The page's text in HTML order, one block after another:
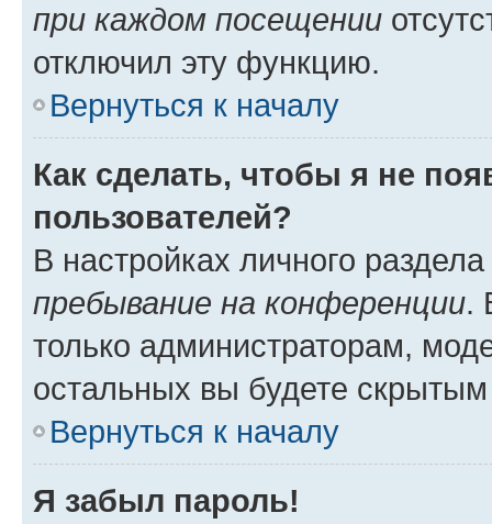
при каждом посещении
отключил эту функцию.
Вернуться к началу
Как сделать, чтобы я не
пользователей?
В настройках личного
пребывание на конференции.
только администраторам,
остальных вы будете
Вернуться к началу
Я забыл пароль!